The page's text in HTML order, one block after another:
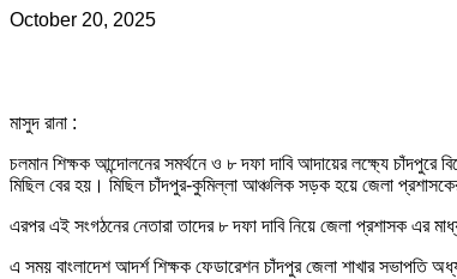
October 20, 2025
মাসুদ রানা :
চলমান শিক্ষক আন্দোলনের সমর্থনে ও ৮ দফা দাবি আদায়ের লক্ষ্যে চাঁদপুরে
মিছিল বের হয়। মিছিল চাঁদপুর-কুমিল্লা আঞ্চলিক সড়ক হয়ে জেলা
এরপর এই সংগঠনের নেতারা তাদের ৮ দফা দাবি নিয়ে জেলা প্রশাসক এর
এ সময় বাংলাদেশ আদর্শ শিক্ষক ফেডারেশন চাঁদপুর জেলা শাখার সভাপতি